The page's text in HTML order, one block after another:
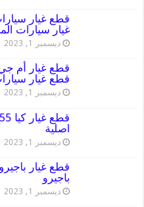
غيار سيارات
ديسمبر 1, 2023
قطع غيار
ديسمبر 1, 2023
اصلية
ديسمبر 1, 2023
باجيرو
ديسمبر 1, 2023